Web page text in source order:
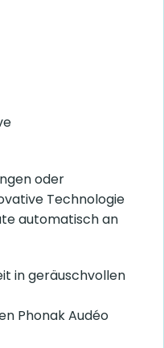
oder
Technologie
automatisch an
in geräuschvollen
Phonak Audéo